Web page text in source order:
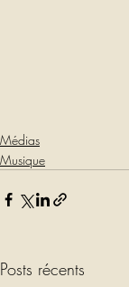
Médias
Musique
Posts récents